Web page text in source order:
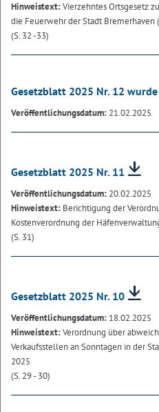
Hinweistext:Vierzehntes Ortsgesetz
die Feuerwehr der Stadt
(S. 32 -33)
Gesetzblatt 2025 Nr. 12
Veröffentlichungsdatum: 21.02.2025
Gesetzblatt 2025 Nr. 11
Veröffentlichungsdatum: 20.02.2025
Hinweistext: Berichtigung der
Kostenverordnung der
(S. 31)
Gesetzblatt 2025 Nr. 10
Veröffentlichungsdatum: 18.02.2025
Hinweistext:Verordnung über
Verkaufsstellen an Sonntagen in der
2025
(S. 29 - 30)